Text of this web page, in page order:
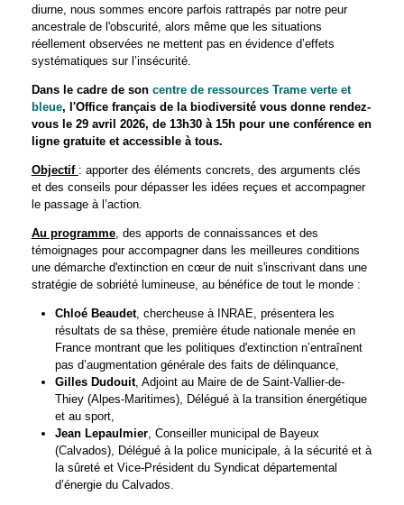
diurne, nous sommes encore parfois rattrapés par notre peur
ancestrale de l'obscurité, alors même que les situations
réellement observées ne mettent pas en évidence d’effets
systématiques sur l’insécurité.
Dans le cadre de son centre de ressources Trame verte et
bleue, l'Office français de la biodiversité vous donne rendez-
vous le 29 avril 2026, de 13h30 à 15h pour une conférence en
ligne gratuite et accessible à tous.
Objectif : apporter des éléments concrets, des arguments clés
et des conseils pour dépasser les idées reçues et accompagner
le passage à l’action.
Au programme, des apports de connaissances et des
témoignages pour accompagner dans les meilleures conditions
une démarche d'extinction en cœur de nuit s'inscrivant dans une
stratégie de sobriété lumineuse, au bénéfice de tout le monde :
Chloé Beaudet, chercheuse à INRAE, présentera les
résultats de sa thèse, première étude nationale menée en
France montrant que les politiques d'extinction n’entraînent
pas d’augmentation générale des faits de délinquance,
Gilles Dudouit, Adjoint au Maire de de Saint-Vallier-de-
Thiey (Alpes-Maritimes), Délégué à la transition énergétique
et au sport,
Jean Lepaulmier, Conseiller municipal de Bayeux
(Calvados), Délégué à la police municipale, à la sécurité et à
la sûreté et Vice-Président du Syndicat départemental
d’énergie du Calvados.